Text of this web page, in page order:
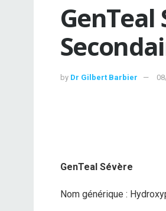
GenTeal
by Dr Gilbert Barbier
GenTeal Sévère
Nom générique :